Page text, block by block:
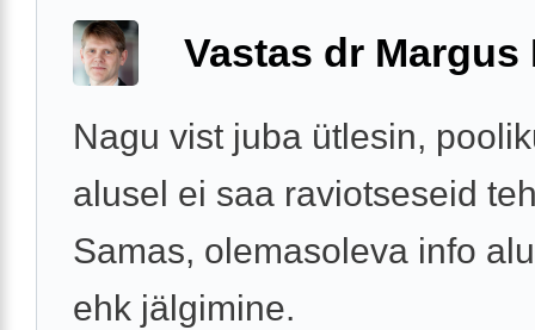
Vastas dr Margus
Nagu vist juba ütlesin,
alusel ei saa raviotseseid
Samas, olemasoleva info
ehk jälgimine.